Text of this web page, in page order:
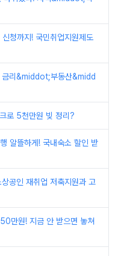
청까지! 국민취업지원제도
금리&middot;부동산&midd
로 5천만원 빚 정리?
알뜰하게! 국내숙소 할인 받
공인 재취업 저축지원과 고
만원! 지금 안 받으면 놓쳐